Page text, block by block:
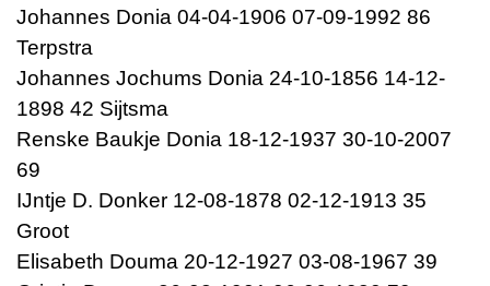
Johannes Donia 04-04-1906 07-09-1992 86
Terpstra
Johannes Jochums Donia 24-10-1856 14-12-
1898 42 Sijtsma
Renske Baukje Donia 18-12-1937 30-10-2007
69
IJntje D. Donker 12-08-1878 02-12-1913 35
Groot
Elisabeth Douma 20-12-1927 03-08-1967 39